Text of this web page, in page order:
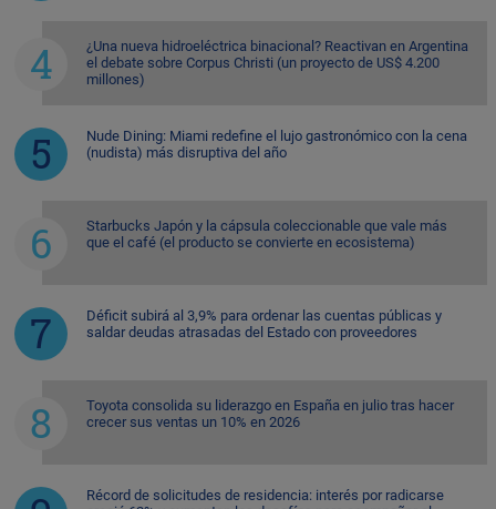
¿Una nueva hidroeléctrica binacional? Reactivan en Argentina
el debate sobre Corpus Christi (un proyecto de US$ 4.200
millones)
Nude Dining: Miami redefine el lujo gastronómico con la cena
(nudista) más disruptiva del año
Starbucks Japón y la cápsula coleccionable que vale más
que el café (el producto se convierte en ecosistema)
Déficit subirá al 3,9% para ordenar las cuentas públicas y
saldar deudas atrasadas del Estado con proveedores
Toyota consolida su liderazgo en España en julio tras hacer
crecer sus ventas un 10% en 2026
Récord de solicitudes de residencia: interés por radicarse